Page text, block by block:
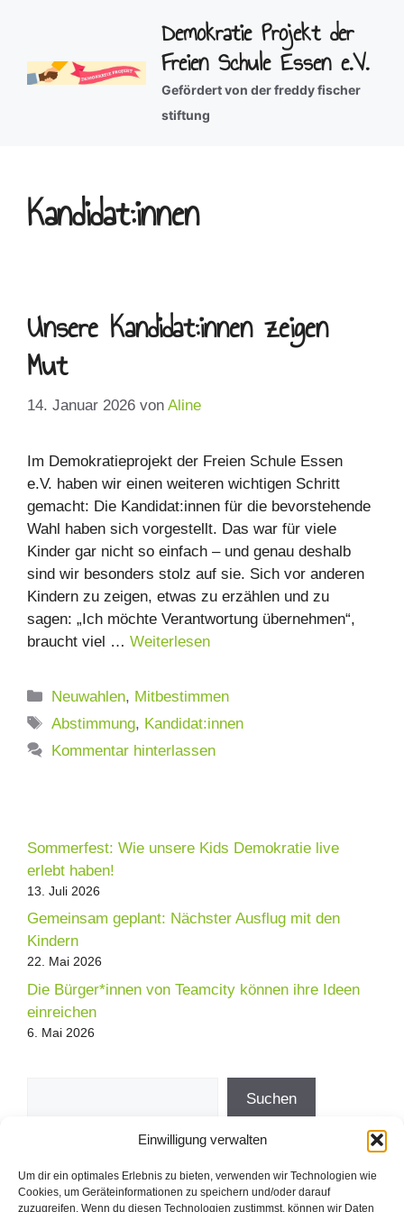
Einwilligung verwalten
Um dir ein optimales Erlebnis zu bieten, verwenden wir Technologien wie
Cookies, um Geräteinformationen zu speichern und/oder darauf
zuzugreifen. Wenn du diesen Technologien zustimmst, können wir Daten
Demokratie Projekt der
Freien Schule Essen e.V.
Gefördert von der freddy fischer
stiftung
Kandidat:innen
Unsere Kandidat:innen zeigen
Mut
14. Januar 2026 von Aline
Im Demokratieprojekt der Freien Schule Essen
e.V. haben wir einen weiteren wichtigen Schritt
gemacht: Die Kandidat:innen für die bevorstehende
Wahl haben sich vorgestellt. Das war für viele
Kinder gar nicht so einfach – und genau deshalb
sind wir besonders stolz auf sie. Sich vor anderen
Kindern zu zeigen, etwas zu erzählen und zu
sagen: „Ich möchte Verantwortung übernehmen“,
braucht viel … Weiterlesen
Kategorien
Neuwahlen, Mitbestimmen
Schlagwörter
Abstimmung, Kandidat:innen
Kommentar hinterlassen
Sommerfest: Wie unsere Kids Demokratie live
erlebt haben!
13. Juli 2026
Gemeinsam geplant: Nächster Ausflug mit den
Kindern
22. Mai 2026
Die Bürger*innen von Teamcity können ihre Ideen
einreichen
6. Mai 2026
Suchen
Direkt zum Demokratieprojekt der
freddy fischer stiftung